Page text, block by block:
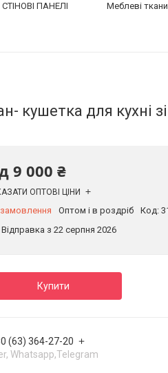
СТІНОВІ ПАНЕЛІ Меблеві
кушетка для кухні
9 000 ₴
ОПТОВІ ЦІНИ
Оптом і в роздріб Код:
Відправка з 22 серпня 2026
Купити
(63) 364-27-20
Whatsapp,Telegram